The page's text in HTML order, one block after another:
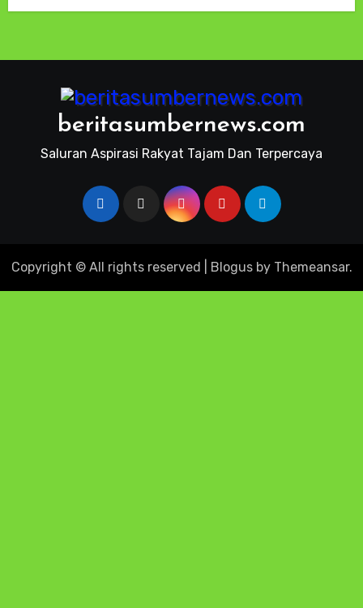
beritasumbernews.com
Saluran Aspirasi Rakyat Tajam Dan Terpercaya
Copyright © All rights reserved Blogusby Themeansar.